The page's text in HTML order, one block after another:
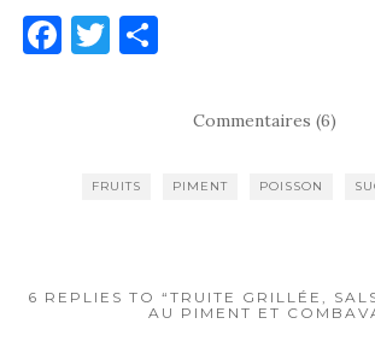
F
k
T
r er
Commentaires (6)
FRUITS PIMENT POISSON
6 REPLIES TO “TRUITE GRILLÉE,
AU PIMENT ET